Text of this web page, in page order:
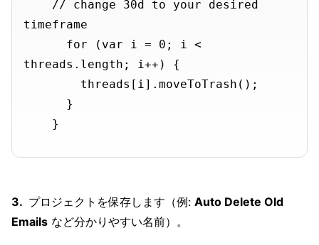
timeframe
threads.length; i++) {
プロジェクトを保存します（例: Auto Delete Old
Emails など分かりやすい名前）。